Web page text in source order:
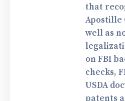
that
Apostille
well as
on FBI
checks,
USDA
patents